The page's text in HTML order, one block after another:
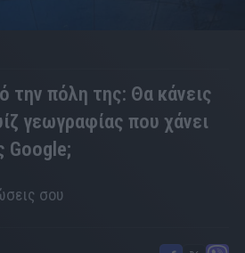
την πόλη της: Θα κάνεις
γεωγραφίας που χάνει
Google;
σου